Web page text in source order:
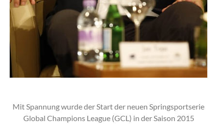
Mit Spannung wurde der Start der neuen Springsportserie
Global Champions League (GCL) in der Saison 2015